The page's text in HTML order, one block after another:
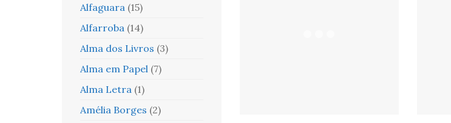
Alfaguara (15)
Alfarroba (14)
Alma dos Livros (3)
Alma em Papel (7)
Alma Letra (1)
Amélia Borges (2)